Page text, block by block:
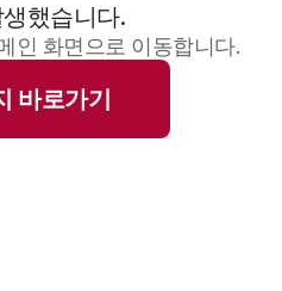
했습니다.
인 화면으로 이동합니다.
바로가기